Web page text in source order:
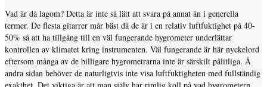
Vad är då lagom? Detta är inte så lätt att svara på annat än i generella
termer. De flesta gitarrer mår bäst då de är i en relativ luftfuktighet på 40-
50% så att ha tillgång till en väl fungerande hygrometer underlättar
kontrollen av klimatet kring instrumenten. Väl fungerande är här nyckelord
eftersom många av de billigare hygrometrarna inte är särskilt pålitliga. Å
andra sidan behöver de naturligtvis inte visa luftfuktigheten med fullständig